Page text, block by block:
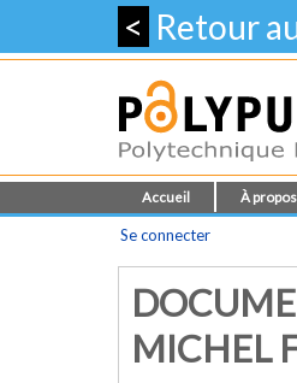
< Retour
Accueil À propos
Se connecter
MICHEL